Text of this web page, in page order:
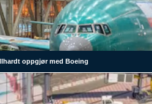
oppgjør med Boeing